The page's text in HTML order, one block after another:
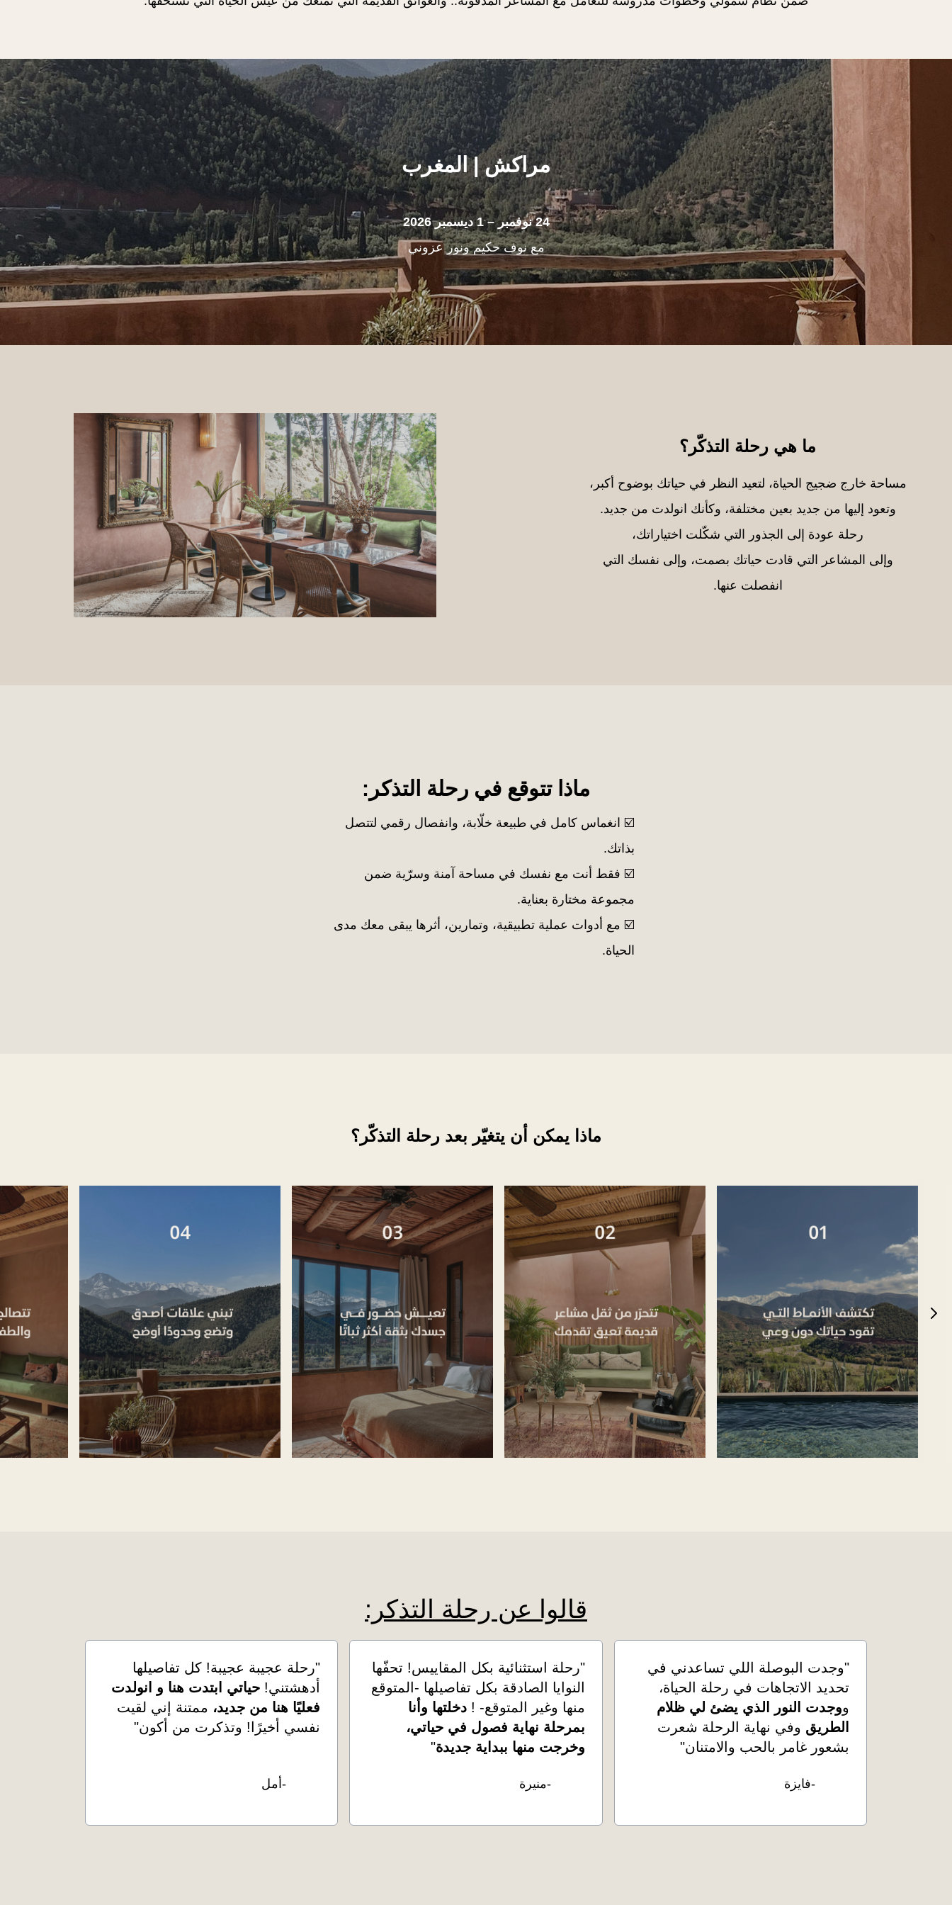
مراكش|المغرب
24 نوفمبر – 1 ديسمبر 2026
مع نوف حكيم ونور عزوني
ما هي رحلة التذكّر؟
مساحة خارج ضجيج الحياة، لتعيد النظر في حياتك بوضوح أكبر،
وتعود إليها من جديد بعين مختلفة، وكأنك انولدت من جديد.
رحلة عودة إلى الجذور التي شكّلت اختياراتك،
وإلى المشاعر التي قادت حياتك بصمت، وإلى نفسك التي
انفصلت عنها.
ماذا تتوقع في رحلة التذكر:
☑️ انغماس كامل في طبيعة خلّابة، وانفصال رقمي لتتصل
بذاتك.
☑️ فقط أنت مع نفسك في مساحة آمنة وسرّية ضمن
مجموعة مختارة بعناية.
☑️ مع أدوات عملية تطبيقية، وتمارين، أثرها يبقى معك مدى
الحياة.
ماذا يمكن أن يتغيّر بعد رحلة التذكّر؟
قالوا عن رحلة التذكر:
"وجدت البوصلة اللي تساعدني في
تحديد الاتجاهات في رحلة الحياة،
ووجدت النور الذي يضئ لي ظلام
الطريق وفي نهاية الرحلة شعرت
بشعور غامر بالحب والامتنان"
-فايزة
"رحلة استثنائية بكل المقاييس! تحفّها
النوايا الصادقة بكل تفاصيلها -المتوقع
منها وغير المتوقع- !دخلتها وأنا
بمرحلة نهاية فصول في حياتي،
وخرجت منها ببداية جديدة"
-منيرة
"رحلة عجيبة عجيبة! كل تفاصيلها
أدهشتني! حياتي ابتدت هنا و انولدت
فعليًا هنا من جديد، ممتنة إني لقيت
نفسي أخيرًا! وتذكرت من أكون"
-أمل